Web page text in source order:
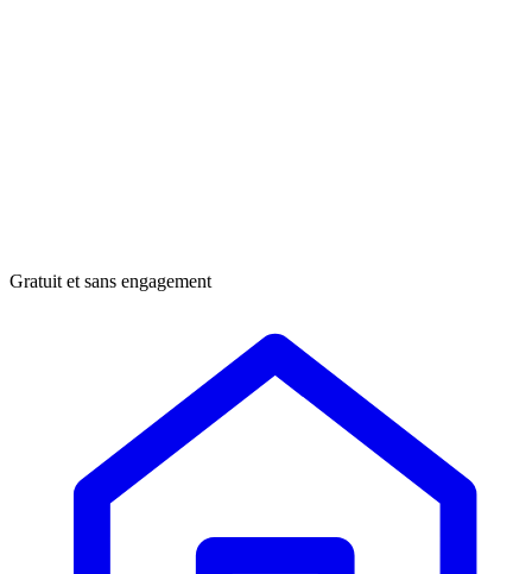
Gratuit et sans engagement